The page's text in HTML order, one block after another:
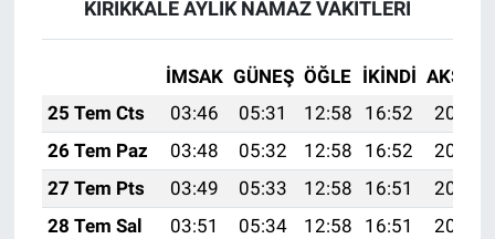
KIRIKKALE AYLIK NAMAZ VAKITLERI
İMSAK GÜNEŞ ÖĞLE İKINDI AKŞAM
25 Tem Cts
03:46 05:31 12:58 16:52
20:14
26 Tem Paz
03:48 05:32 12:58 16:52
20:13
27 Tem Pts
03:49 05:33 12:58 16:51
20:12
28 Tem Sal
03:51 05:34 12:58 16:51
20:11